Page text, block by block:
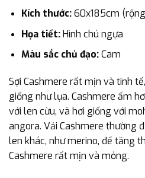
Kích thước:60x185cm
Họa tiết:Hình chú ngựa
Màu sắc chủ đạo:Cam
Sợi Cashmere rất mịn và tinh
giống như lụa. Cashmere ấm
với len cừu, và hơi giống với
angora. Vải Cashmere thường
len khác, như merino, để tăng
Cashmere rất mịn và mỏng.